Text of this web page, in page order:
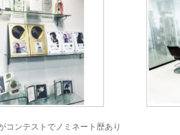
コンテストでノミネート歴あり